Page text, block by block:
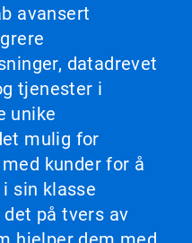
avansert
datadrevet
tjenester i
unike
mulig for
kunder for å
sin klasse
på tvers av